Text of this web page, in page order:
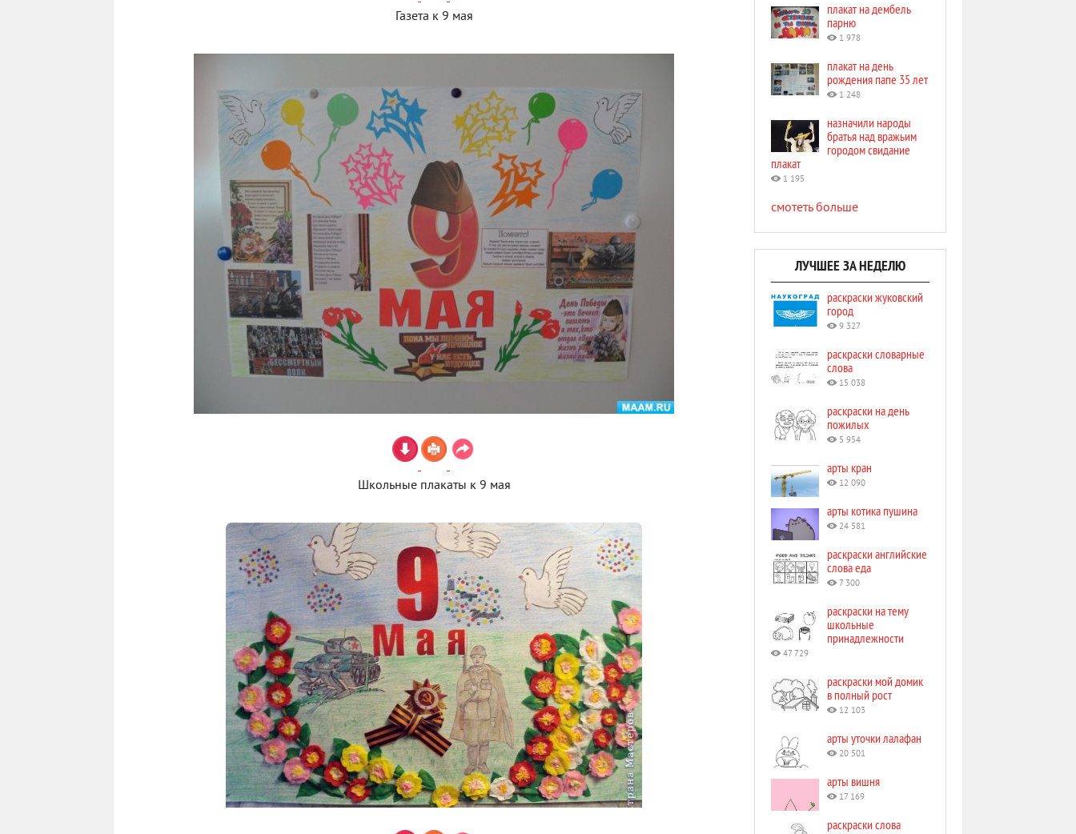
Газета к 9 мая
Школьные плакаты к 9 мая
плакат на дембель
парню
1 978
плакат на день
рождения папе 35 лет
1 248
назначили народы
братья над вражьим
городом свидание
плакат
1 195
смотеть больше
ЛУЧШЕЕ ЗА НЕДЕЛЮ
раскраски жуковский
город
9 327
раскраски словарные
слова
15 038
раскраски на день
пожилых
5 954
арты кран
12 090
арты котика пушина
24 581
раскраски английские
слова еда
7 300
раскраски на тему
школьные
принадлежности
47 729
раскраски мой домик
в полный рост
12 103
арты уточки лалафан
20 501
арты вишня
17 169
раскраски слова